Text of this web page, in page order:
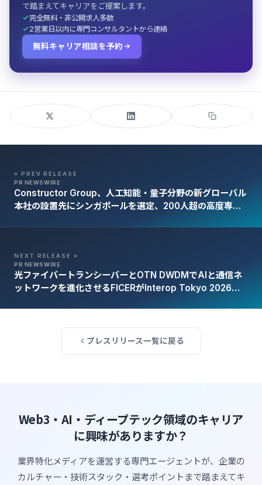
で踏まえてキャリアをご提案します。
完全無料・非公開求人多数
2営業日以内に専門コンサルタントから連絡
無料キャリア相談を予約
« PREV RELEASE
PR NEWSWIRE
Constructor Group、人工知能・量子分野の新グローバル
本社の設置先にシンガポールを選定、200人超の高度専門
NEXT RELEASE »
PR NEWSWIRE
光ファイバートランシーバーとOTN DWDMでAIと通信ネ
ットワークを進化させるFICERがInterop Tokyo 2026に
プレスリリース一覧に戻る
Web3・AI・ディープテック領域のキャリア
に興味がありますか？
業界特化メディアを運営する専門エージェントが、企業の
カルチャー・技術スタック・選考ポイントまで踏まえてキ